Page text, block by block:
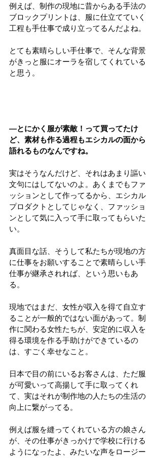
例えば、制作の現地に昔からある手法の
ブロックプリントは、服に仕立てていく
工程も手仕事で成り立ってるんだよね。
とても素晴らしい手仕事で、そんな背景
がきっと服にオーラを宿してくれている
と思う。
―とにかく服が素敵！って買ってたけ
ど、素材も作る過程もエシカルの面から
語れるものなんですね。
実はそうなんだけど、それはあまり謳い
文句にはしてないのよ。あくまでもファ
ッションとして作ってるから、エシカル
プロダクトとしてじゃなく、ファッショ
ンとして気に入って手に取ってもらいた
い。
真面目な話、そうして私たちが現地の方
に仕事をお願いすることで素晴らしい手
仕事が継承されれば、という思いもあ
る。
現地ではまだ、女性が収入を得て自立す
ることが一般的ではない面があって。制
作に関わる女性たちが、安定的に収入を
得る環境を作る手助けができているの
は、すごく幸せなこと。
日本で目の前にいるお客さんは、ただ服
が可愛いって高揚して手に取ってくれ
て、実はそれが制作地の人たちの生活の
向上に繋がってる。
例えば服を縫ってくれている方の娘さん
が、その仕事がきっかけで学校に行ける
ようになったよ、みたいな声をロージー